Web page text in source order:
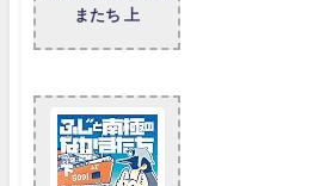
またち 上